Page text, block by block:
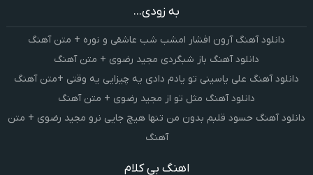
به زودی...
دانلود آهنگ آرون افشار امشب شب عاشقی و نوره + متن آهنگ
دانلود آهنگ باز شبگردی مجید رضوی + متن آهنگ
دانلود آهنگ علی یاسینی تو یادم دادی یه چیزایی یه وقتی +متن آهنگ
دانلود آهنگ مثل تو از مجید رضوی + متن آهنگ
دانلود آهنگ حسود قلبم بدون من تنها هیچ جایی نرو مجید رضوی + متن
آهنگ
اهنگ بی کلام